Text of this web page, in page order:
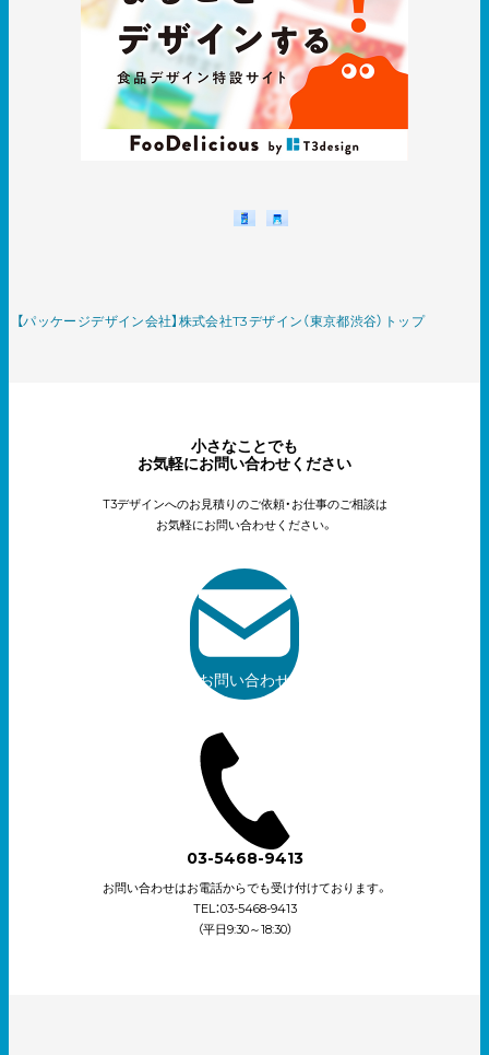
【パッケージデザイン会社】株式会社T3デザイン（東京都渋谷）トップ
小さなことでも
お気軽にお問い合わせください
T3デザインへのお見積りのご依頼・お仕事のご相談は
お気軽にお問い合わせください。
お問い合わせ
03-5468-9413
お問い合わせはお電話からでも受け付けております。
TEL：03-5468-9413
（平日9:30～18:30）